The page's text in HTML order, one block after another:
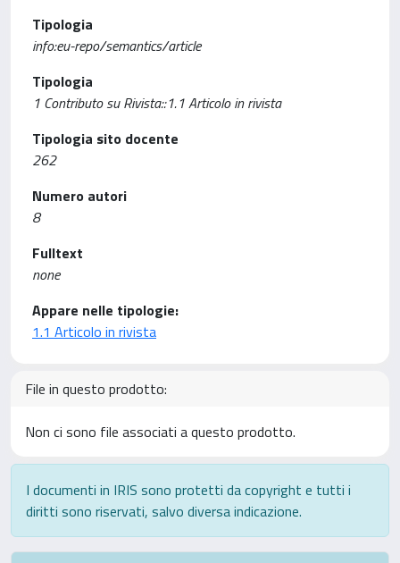
Tipologia
info:eu-repo/semantics/article
Tipologia
1 Contributo su Rivista::1.1 Articolo in rivista
Tipologia sito docente
262
Numero autori
8
Fulltext
none
Appare nelle tipologie:
1.1 Articolo in rivista
File in questo prodotto:
Non ci sono file associati a questo prodotto.
I documenti in IRIS sono protetti da copyright e tutti i
diritti sono riservati, salvo diversa indicazione.